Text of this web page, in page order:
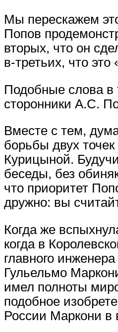
Мы перескажем
Попов
вторых, что он
в-третьих, что
Подобные слова в
сторонники А.С.
Вместе с тем,
борьбы двух
Курицыной.
беседы, без
что приоритет
дружно: вы
Когда же
когда в
главного
Гульельмо
имел полноты
подобное
России Маркони в